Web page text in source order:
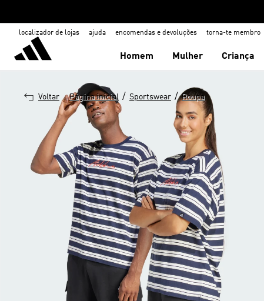
localizador de lojas ajuda encomendas e devoluções torna-te membro
Homem Mulher Criança
Voltar Página inicial / Sportswear / Roupa